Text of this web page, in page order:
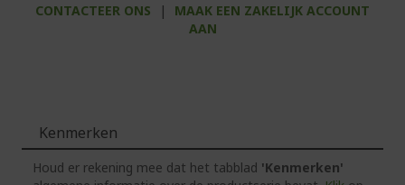
CONTACTEER ONS |
MAAK EEN ZAKELIJK ACCOUNT
AAN
Kenmerken
Houd er rekening mee dat het tabblad 'Kenmerken'